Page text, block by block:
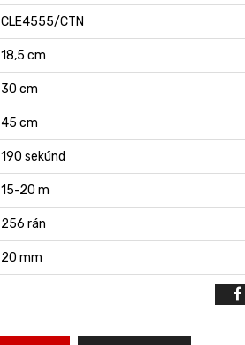
CLE4555/CTN
18,5 cm
30 cm
45 cm
190 sekúnd
15-20 m
256 rán
20 mm